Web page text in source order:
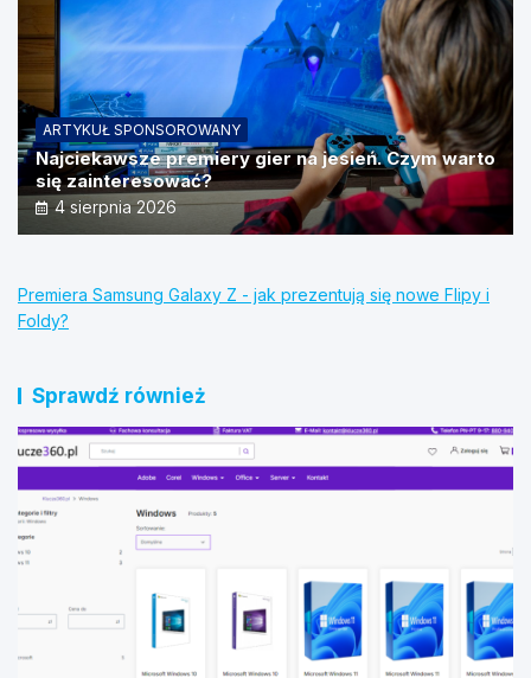
ARTYKUŁ SPONSOROWANY
Najciekawsze premiery gier na jesień. Czym warto
się zainteresować?
4 sierpnia 2026
Premiera Samsung Galaxy Z - jak prezentują się nowe Flipy i
Foldy?
Sprawdź również